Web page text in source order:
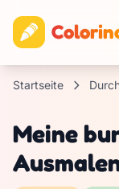
Startseite
Meine